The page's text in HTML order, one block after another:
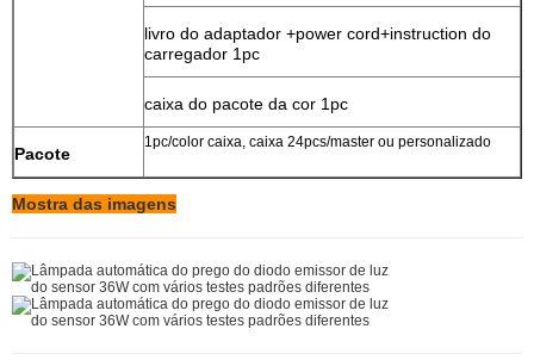
livro do adaptador +power cord+instruction do
carregador 1pc
caixa do pacote da cor 1pc
Pacote
1pc/color caixa, caixa 24pcs/master ou personalizado
Mostra das imagens